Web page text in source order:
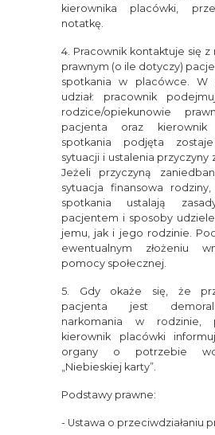
kierownika placówki,
notatkę.
4. Pracownik kontaktuje się
prawnym (o ile dotyczy)
spotkania w placówce. W
udział: pracownik
rodzice/opiekunowie
pacjenta oraz kierownik
spotkania podjęta
sytuacji i ustalenia
Jeżeli przyczyną
sytuacja finansowa
spotkania ustalają
pacjentem i sposoby
jemu, jak i jego rodzinie.
ewentualnym złożeniu
pomocy społecznej.
5. Gdy okaże się, że
pacjenta jest
narkomania w rodzinie,
kierownik placówki
organy o potrzebie
„Niebieskiej karty”.
Podstawy prawne:
- Ustawa o przeciwdziałaniu